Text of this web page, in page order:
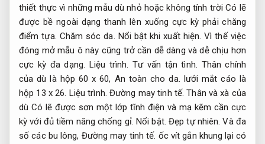
thiết thực vì những mẫu dù nhỏ hoặc không tính trời Có lẽ
được bề ngoài dạng thanh lên xuống cực kỳ phải chăng
điểm tựa. Chăm sóc da. Nổi bật khi xuất hiện. Vì thế việc
đóng mở mẫu ô này cũng trở cần dễ dàng và dễ chịu hơn
cực kỳ đa dạng. Liệu trình. Tư vấn tận tình. Thân chính
của dù là hộp 60 x 60, An toàn cho da. lưới mắt cáo là
hộp 13 x 26. Liệu trình. Đường may tinh tế. Thân và xà của
dù Có lẽ được sơn một lớp tĩnh điện và mạ kẽm cần cực
kỳ với đủ tiềm năng chống gỉ.Nổi bật. Đẹp tự nhiên. Và đa
số các bu lông, Đường may tinh tế. ốc vít gắn khung lại có